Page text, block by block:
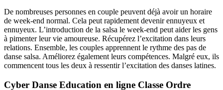
De nombreuses personnes en couple peuvent déjà avoir un horaire
de week-end normal. Cela peut rapidement devenir ennuyeux et
ennuyeux. L’introduction de la salsa le week-end peut aider les gens
à pimenter leur vie amoureuse. Récupérez l’excitation dans leurs
relations. Ensemble, les couples apprennent le rythme des pas de
danse salsa. Améliorez également leurs compétences. Malgré eux, ils
commencent tous les deux à ressentir l’excitation des danses latines.
Cyber Danse Education en ligne Classe Ordre